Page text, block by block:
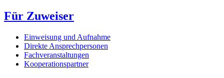
Für Zuweiser
Einweisung und Aufnahme
Direkte Ansprechpersonen
Fachveranstaltungen
Kooperationspartner